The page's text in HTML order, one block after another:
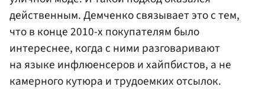
действенным. Демченко связывает это с тем,
что в конце 2010-х покупателям было
интереснее, когда с ними разговаривают
на языке инфлюенсеров и хайпбистов, а не
камерного кутюра и трудоемких отсылок.